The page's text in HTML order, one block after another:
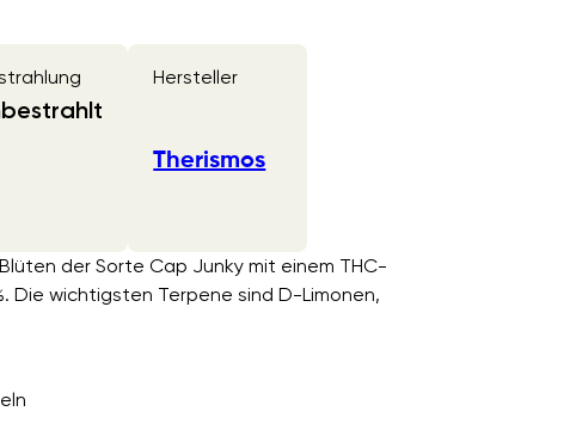
Hersteller
Therismos
der Sorte Cap Junky mit einem THC-
Die wichtigsten Terpene sind D-Limonen,